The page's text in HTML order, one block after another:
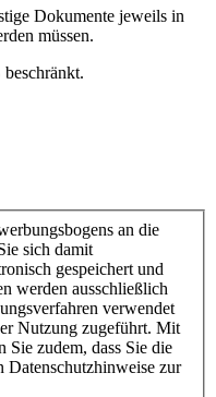
Dokumente jeweils in
müssen.
an die
sich damit
gespeichert und
werden ausschließlich
verwendet
Nutzung zugeführt. Mit
Sie zudem, dass Sie die
Datenschutzhinweise zur